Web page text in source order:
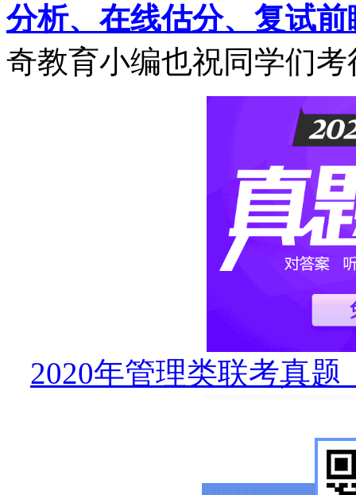
分析、在线估分、复试
奇教育小编也祝同学们
2020年管理类联考真